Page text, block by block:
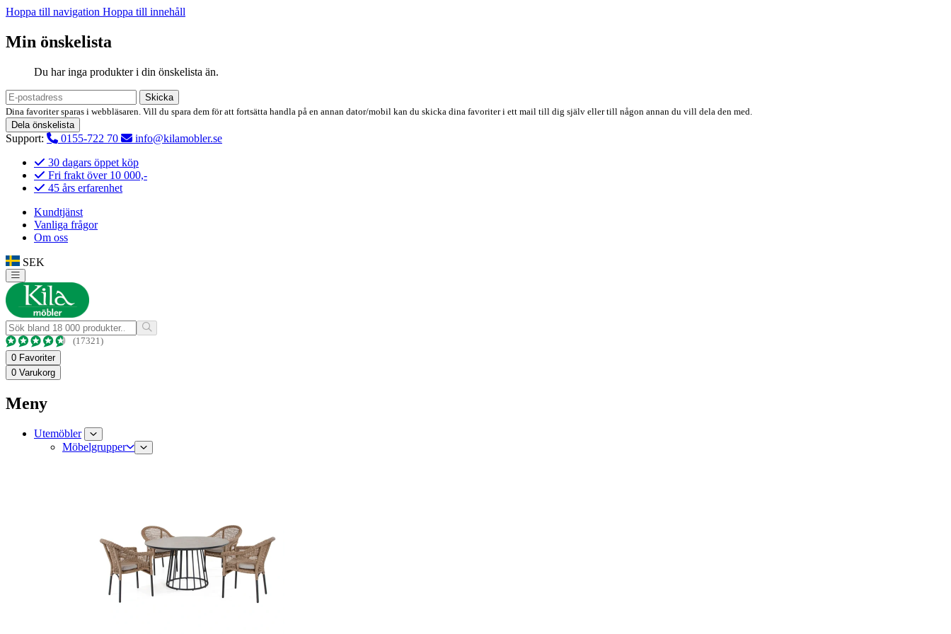
Hoppa till navigation Hoppa till innehåll
Min önskelista
Du har inga produkter i din önskelista än.
Skicka
Dina favoriter sparas i webbläsaren. Vill du spara dem för att fortsätta handla på en annan dator/mobil kan du skicka dina favoriter i ett mail till dig själv eller till någon annan du vill dela den med.
Dela önskelista
Support: 0155-722 70
info@kilamobler.se
30 dagars öppet köp
Fri frakt över 10 000,-
45 års erfarenhet
Kundtjänst
Vanliga frågor
Om oss
SEK
(17321)
0 Favoriter
0 Varukorg
Meny
Utemöbler
Möbelgrupper